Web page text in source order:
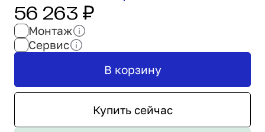
56 263 ₽
Монтаж
Сервис
Купить сейчас
В корзину